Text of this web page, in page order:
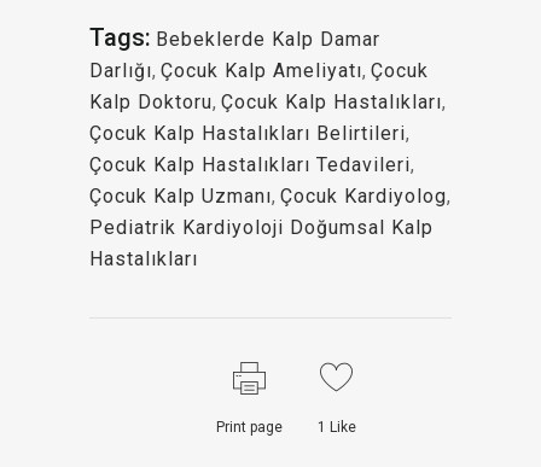
Tags: Bebeklerde Kalp Damar
Darlığı, Çocuk Kalp Ameliyatı, Çocuk
Kalp Doktoru, Çocuk Kalp Hastalıkları,
Çocuk Kalp Hastalıkları Belirtileri,
Çocuk Kalp Hastalıkları Tedavileri,
Çocuk Kalp Uzmanı, Çocuk Kardiyolog,
Pediatrik Kardiyoloji Doğumsal Kalp
Hastalıkları
Print page 1 Like